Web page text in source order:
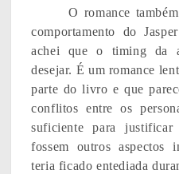
O romance
comportamento do
achei que o timing da
desejar. É um romance
parte do livro e que
conflitos entre os
suficiente para
fossem outros aspectos
teria ficado entediada